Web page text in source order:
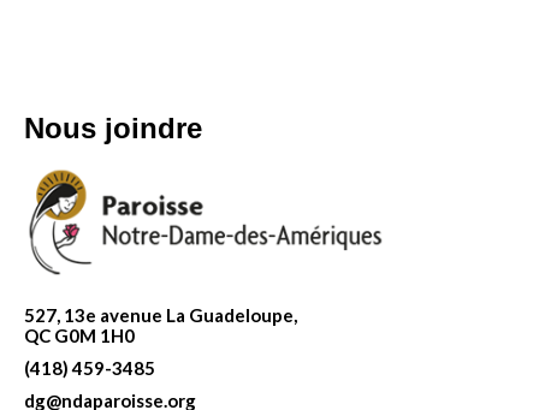
Nous joindre
527, 13e avenue La Guadeloupe,
QC G0M 1H0
(418) 459-3485
dg@ndaparoisse.org